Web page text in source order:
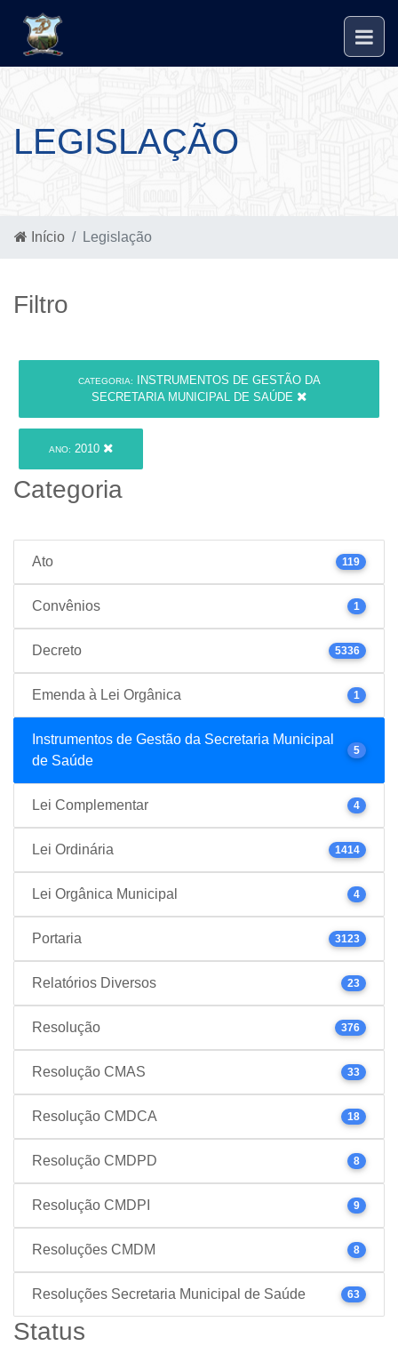
LEGISLAÇÃO
Início Legislação
Filtro
CATEGORIA:
INSTRUMENTOS DE GESTÃO DA
SECRETARIA MUNICIPAL DE SAÚDE
ANO: 2010
Categoria
Ato 119
Convênios 1
Decreto 5336
Emenda à Lei Orgânica 1
Instrumentos de Gestão da Secretaria Municipal
de Saúde
5
Lei Complementar 4
Lei Ordinária 1414
Lei Orgânica Municipal 4
Portaria 3123
Relatórios Diversos 23
Resolução 376
Resolução CMAS 33
Resolução CMDCA 18
Resolução CMDPD 8
Resolução CMDPI 9
Resoluções CMDM 8
Resoluções Secretaria Municipal de Saúde 63
Status